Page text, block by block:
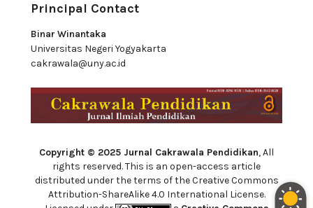
Principal Contact
Binar Winantaka
Universitas Negeri Yogyakarta
cakrawala@uny.ac.id
Copyright © 2025 Jurnal Cakrawala Pendidikan, All
rights reserved. This is an open-access article
distributed under the terms of the Creative Commons
Attribution-ShareAlike 4.0 International License.